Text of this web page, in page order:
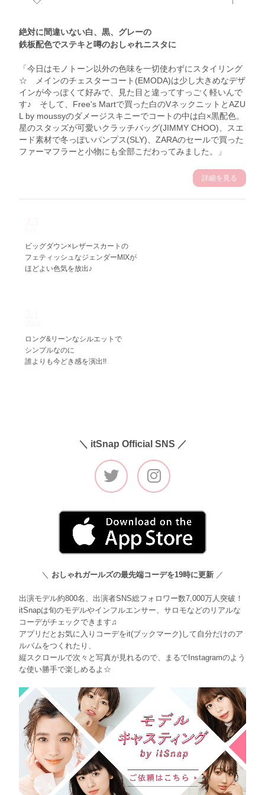
絶対に間違いない白、黒、グレーの
鉄板配色でステキと噂のおしゃれニスタに
「今日はモノトーン以外の色味を一切使わずにスタイリング
☆ メインのチェスターコート(EMODA)は少し大きめなデザ
インが今っぽくて好みで、見た目と違ってすっごく軽いんで
す♪ そして、Free's Martで買った白のVネックニットとAZU
L by moussyのダメージスキニーでコートの中は白×黒配色。
星のスタッズが可愛いクラッチバッグ(JIMMY CHOO)、スエ
ード素材で冬っぽいパンプス(SLY)、ZARAのセールで買った
ファーマフラーと小物にも全部こだわってみました。」
詳細を見る
Fri
ビッグダウン×レザースカートの
フェティッシュなジェンダーMIXが
ほどよい色気を放出♪
Wed
ロング&リーンなシルエットで
シンプルなのに
誰よりも今どき感を演出!!
＼ itSnap Official SNS ／
＼ おしゃれガールズの最先端コーデを19時に更新 ／
出演モデル約800名、出演者SNS総フォロワー数7,000万人突破！
itSnapは旬のモデルやインフルエンサー、サロモなどのリアルな
コーデがチェックできます♫
アプリだとお気に入りコーデをit(ブックマーク)して自分だけのア
ルバムをつくれたり、
縦スクロールで次々と写真が見れるので、まるでInstagramのよう
な使い勝手で楽しめるよ☆